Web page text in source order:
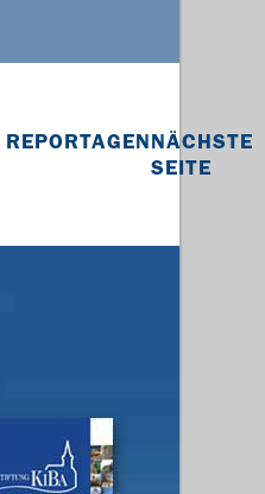
REPORTAGENNÄCHSTE
SEITE